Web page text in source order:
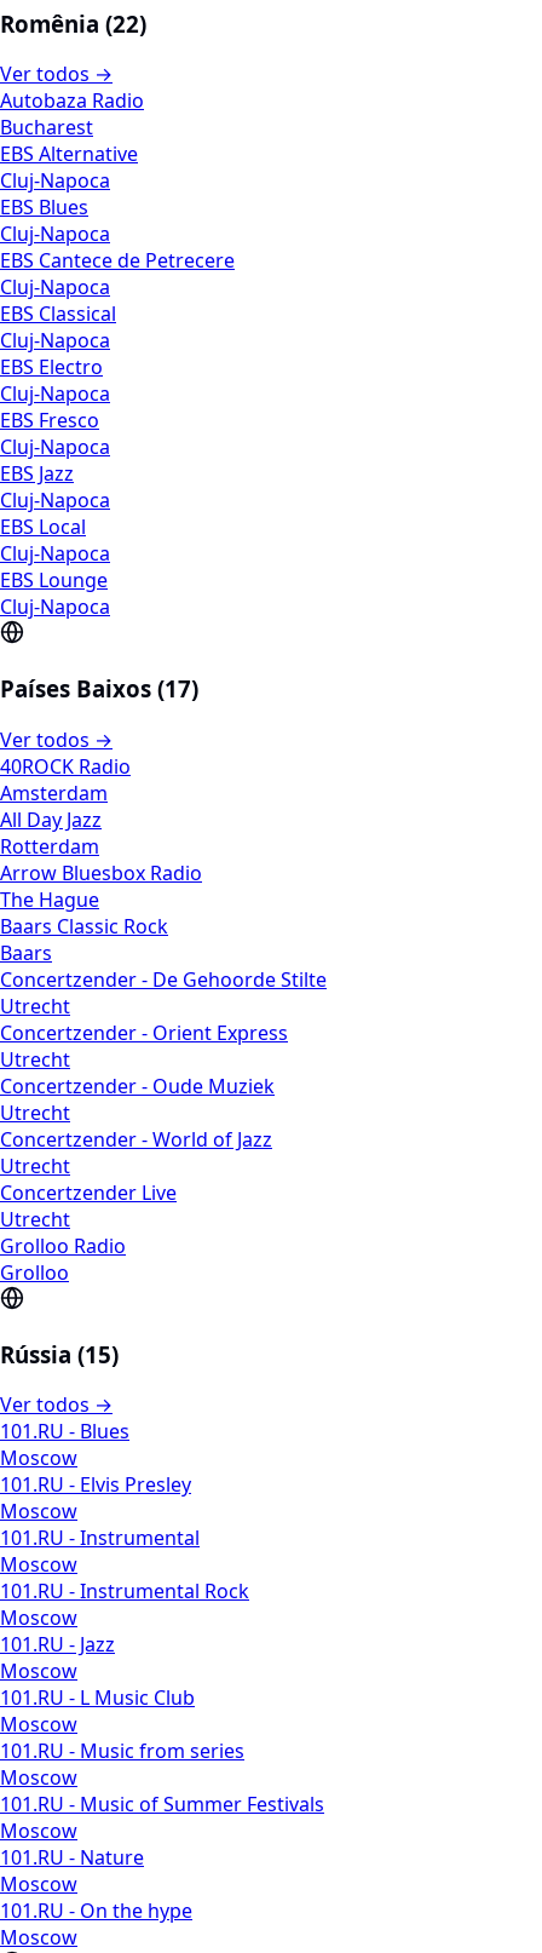
Romênia (22)
Ver todos →
Autobaza Radio
Bucharest
EBS Alternative
Cluj-Napoca
EBS Blues
Cluj-Napoca
EBS Cantece de Petrecere
Cluj-Napoca
EBS Classical
Cluj-Napoca
EBS Electro
Cluj-Napoca
EBS Fresco
Cluj-Napoca
EBS Jazz
Cluj-Napoca
EBS Local
Cluj-Napoca
EBS Lounge
Cluj-Napoca
Países Baixos (17)
Ver todos →
40ROCK Radio
Amsterdam
All Day Jazz
Rotterdam
Arrow Bluesbox Radio
The Hague
Baars Classic Rock
Baars
Concertzender - De Gehoorde Stilte
Utrecht
Concertzender - Orient Express
Utrecht
Concertzender - Oude Muziek
Utrecht
Concertzender - World of Jazz
Utrecht
Concertzender Live
Utrecht
Grolloo Radio
Grolloo
Rússia (15)
Ver todos →
101.RU - Blues
Moscow
101.RU - Elvis Presley
Moscow
101.RU - Instrumental
Moscow
101.RU - Instrumental Rock
Moscow
101.RU - Jazz
Moscow
101.RU - L Music Club
Moscow
101.RU - Music from series
Moscow
101.RU - Music of Summer Festivals
Moscow
101.RU - Nature
Moscow
101.RU - On the hype
Moscow